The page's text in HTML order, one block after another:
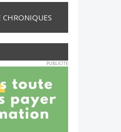
PUBLICITE